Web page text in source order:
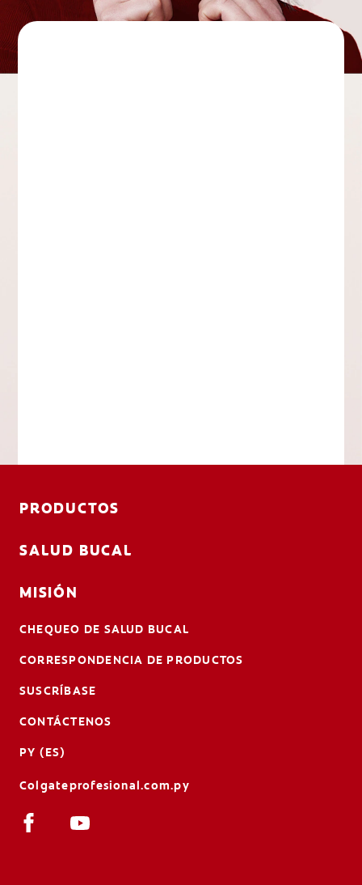
PRODUCTOS
SALUD BUCAL
MISIÓN
CHEQUEO DE SALUD BUCAL
CORRESPONDENCIA DE PRODUCTOS
SUSCRÍBASE
CONTÁCTENOS
PY (ES)
Colgateprofesional.com.py